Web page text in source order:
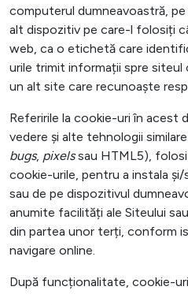
computerul dumneavoastră,
alt dispozitiv pe care-l folosiți
web, ca o etichetă care
urile trimit informații spre siteul
un alt site care recunoaște
Referirile la cookie-uri în acest
vedere și alte tehnologii
bugs, pixelssau HTML5),
cookie-urile, pentru a instala
sau de pe dispozitivul
anumite facilități ale Siteului
din partea unor terți, conform
navigare online.
După funcționalitate, cookie-